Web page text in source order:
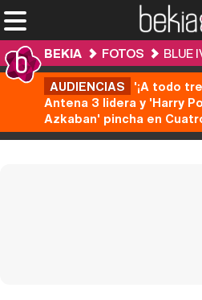
BEKIA FOTOS
BLUE
AUDIENCIAS '¡A todo
Antena 3 lidera y 'Harry
Azkaban' pincha en